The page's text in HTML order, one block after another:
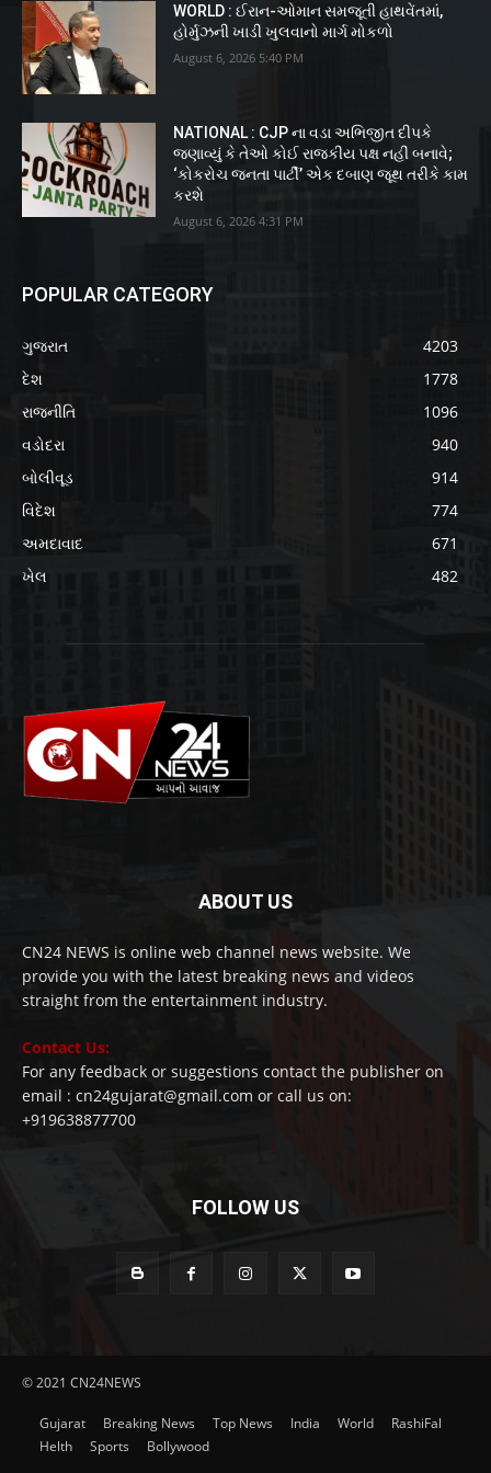
WORLD : ઈરાન-ઓમાન સમજૂતી હાથવેંતમાં,
હોર્મુઝની ખાડી ખુલવાનો માર્ગ મોકળો
August 6, 2026 5:40 PM
NATIONAL : CJP ના વડા અભિજીત દીપકે
જણાવ્યું કે તેઓ કોઈ રાજકીય પક્ષ નહીં બનાવે;
‘કોકરોચ જનતા પાર્ટી’ એક દબાણ જૂથ તરીકે કામ
કરશે
August 6, 2026 4:31 PM
POPULAR CATEGORY
ગુજરાત
4203
દેશ
1778
રાજનીતિ
1096
વડોદરા
940
બોલીવૂડ
914
વિદેશ
774
અમદાવાદ
671
ખેલ
482
ABOUT US
CN24 NEWS is online web channel news website. We
provide you with the latest breaking news and videos
straight from the entertainment industry.
Contact Us:
For any feedback or suggestions contact the publisher on
email : cn24gujarat@gmail.com or call us on:
+919638877700
FOLLOW US
© 2021 CN24NEWS
Gujarat Breaking News Top News India World
RashiFal
Helth
Sports Bollywood